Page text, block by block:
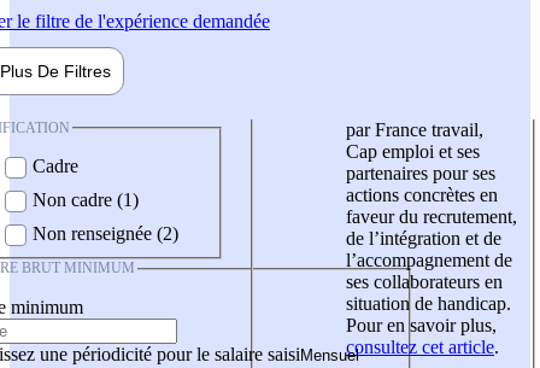
le filtre de l'expérience demandée
Plus De Filtres
Cadre
Non cadre (1)
Non renseignée (2)
BRUT MINIMUM
minimum
une périodicité pour le salaire saisi
par France travail,
Cap emploi et ses
partenaires pour ses
actions concrètes en
faveur du recrutement,
de l’intégration et de
l’accompagnement de
ses collaborateurs en
situation de handicap.
Pour en savoir plus,
consultez cet article.